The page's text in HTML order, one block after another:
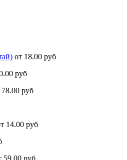
от 18.00 руб
руб
руб
14.00 руб
59.00 руб